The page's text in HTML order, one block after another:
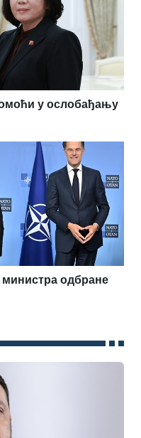
у ослобађању
министра одбране